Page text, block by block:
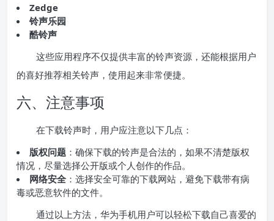
Zedge
铃声乐园
酷铃声
这些应用程序不仅提供丰富的铃声资源，还能根据用户
的喜好推荐相关铃声，使用起来非常便捷。
六、注意事项
在下载铃声时，用户应注意以下几点：
版权问题 ：确保下载的铃声是合法的，如果不清楚版权
情况，尽量选择公开版或个人创作的作品。
网络安全 ：选择安全可靠的下载网站，避免下载带有病
毒或恶意软件的文件。
通过以上方法，华为手机用户可以轻松下载自己喜爱的